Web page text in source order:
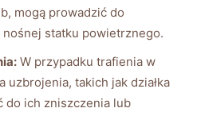
mogą prowadzić do
statku powietrznego.
W przypadku trafienia w
uzbrojenia, takich jak działka
do ich zniszczenia lub